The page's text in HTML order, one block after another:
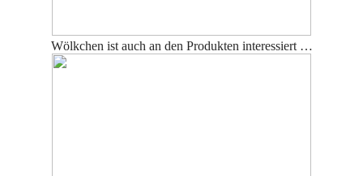
Wölkchen ist auch an den Produkten interessiert …